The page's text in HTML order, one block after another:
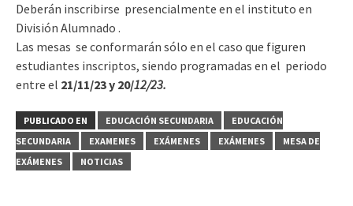
Deberán inscribirse presencialmente en el instituto en
División Alumnado .
Las mesas se conformarán sólo en el caso que figuren
estudiantes inscriptos, siendo programadas en el periodo
entre el 21/11/23 y 20/12/23.
PUBLICADO EN EDUCACIÓN SECUNDARIA
EDUCACIÓN
SECUNDARIA
EXAMENES EXÁMENES EXÁMENES
MESA DE
EXÁMENES
NOTICIAS